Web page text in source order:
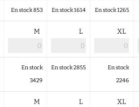
En stock 853 En stock 1614 En stock 1265
M L XL
En stock
3429
En stock 2855
En stock
2246
M L XL